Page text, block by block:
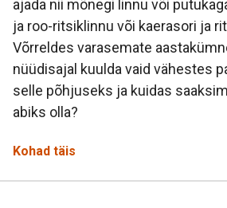
ajada nii mõnegi linnu või
ja roo-ritsiklinnu või kaerasori ja
Võrreldes varasemate
nüüdisajal kuulda vaid vähestes
selle põhjuseks ja kuidas
abiks olla?
Kohad täis